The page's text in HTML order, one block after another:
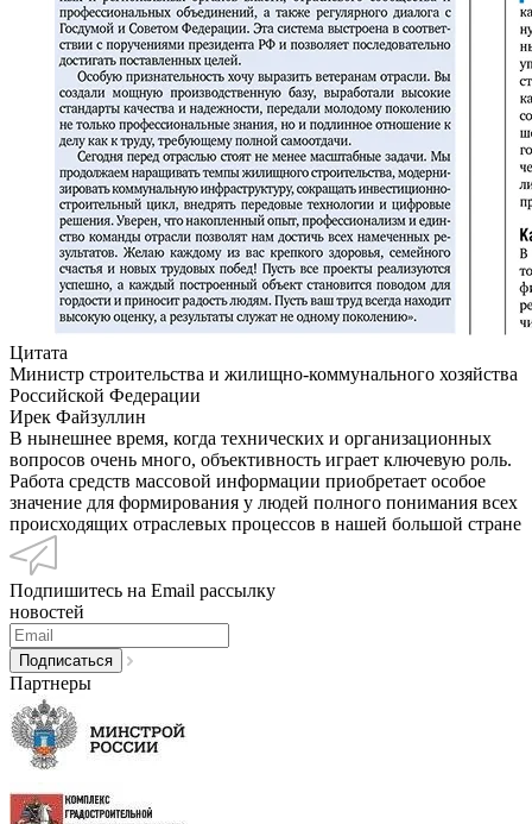
Цитата
Министр строительства и жилищно-коммунального хозяйства
Российской Федерации
Ирек Файзуллин
В нынешнее время, когда технических и организационных
вопросов очень много, объективность играет ключевую роль.
Работа средств массовой информации приобретает особое
значение для формирования у людей полного понимания всех
происходящих отраслевых процессов в нашей большой стране
Подпишитесь на Email рассылку
новостей
Партнеры